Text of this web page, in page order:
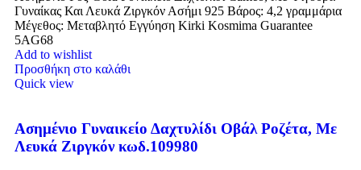
Γυναίκας Και Λευκά Ζιργκόν Ασήμι 925 Βάρος: 4,2 γραμμάρια
Μέγεθος: Μεταβλητό Εγγύηση Kirki Kosmima Guarantee
5AG68
Add to wishlist
Προσθήκη στο καλάθι
Quick view
Ασημένιο Γυναικείο Δαχτυλίδι Οβάλ Ροζέτα, Με
Λευκά Ζιργκόν κωδ.109980